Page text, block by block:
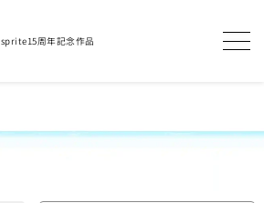
sprite15周年記念作品